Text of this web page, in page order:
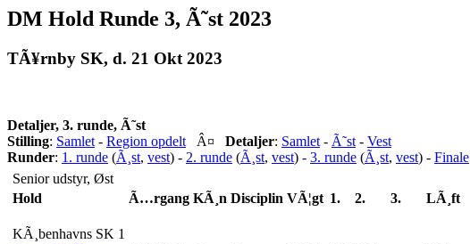
DM Hold Runde 3, Ã˜st 2023
TÃ¥rnby SK, d. 21 Okt 2023
Detaljer, 3. runde, Ã˜st
Stilling: Samlet - Region opdelt Â¤ Detaljer: Samlet - Ã˜st - Vest
Runder: 1. runde (Ã¸st, vest) - 2. runde (Ã¸st, vest) - 3. runde (Ã¸st, vest) - Finale
Senior udstyr, Øst
Hold
Ã…rgang KÃ¸n Disciplin VÃ¦gt 1. 2. 3. LÃ¸ft
KÃ¸benhavns SK 1